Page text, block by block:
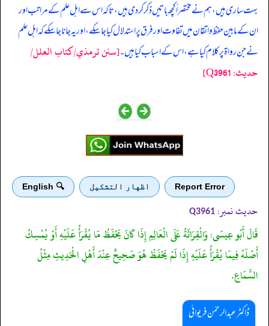
بہت ساری ہیں، ہم نے مختصراً کچھ باتیں ذکر کر دی ہیں، تاکہ اس سے اہل علم کے مراتب اور
ان کے مابین حفظ و اتقان میں تفاوت اور فرق پر استدلال کیا جا سکے، اور یہ جانا جا سکے کہ اہل علم
نے جن رواۃ پر کلام کیا ہے، اس کے اسباب کیا ہیں۔[سنن ترمذي/کتاب العلل/
حدیث: Q3961]
Report Error اظهار التشكيل 🔍 English
حدیث نمبر: Q3961
قَالَ أَبُو عِيسَى: وَالْقِرَائَةُ عَلَى الْعَالِمِ إِذَا كَانَ يَحْفَظُ مَا يُقْرَأُ عَلَيْهِ أَوْ يُمْسِكُ
أَصْلَهُ فِيمَا يُقْرَأُ عَلَيْهِ إِذَا لَمْ يَحْفَظْ هُوَ صَحِيحٌ عِنْدَ أَهْلِ الْحَدِيثِ مِثْلُ
السَّمَاعِ.
ڈاکٹر عبدالرحمٰن فریوائی